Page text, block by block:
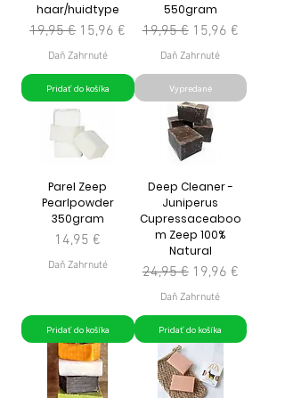
haar/huidtype
Normálna cena
19,95 € Zľavnená cena
15,96 €
Daň Zahrnuté
Pridať do košíka
550gram
Normálna cena
19,95 € Zľavnená cena
15,96 €
Daň Zahrnuté
Vypredané
Parel Zeep
Pearlpowder
350gram
Cena
14,95 €
Daň Zahrnuté
Pridať do košíka
Deep Cleaner -
Juniperus
Cupressaceaboo
m Zeep 100%
Natural
Normálna cena
24,95 € Zľavnená cena
19,96 €
Daň Zahrnuté
Pridať do košíka